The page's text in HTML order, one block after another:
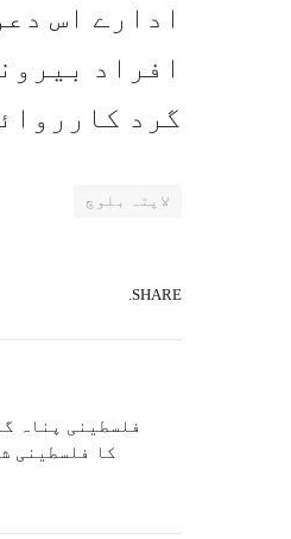
ادارے اس
افراد
گرد
لاپتہ بلوچ
SHARE.
فلسطینی پناہ